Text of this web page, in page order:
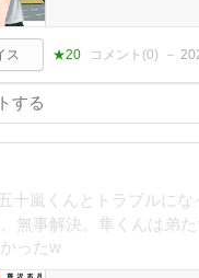
ス ★20 コメント(0)
五十嵐くんとトラブルに
無事解決。隼くんは弟
ったw